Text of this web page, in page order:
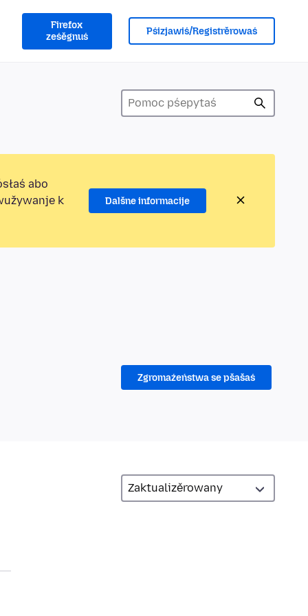
Firefox
ześěgnuś
Pśizjawiś/Registrěrowaś
abo
k
Dalšne informacije
Zgromaźeństwa se pšašaś